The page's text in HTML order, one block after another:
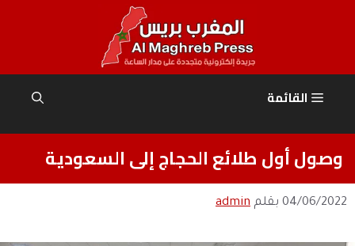
القائمة
وصول أول طلائع الحجاج إلى السعودية
04/06/2022 بقلم admin